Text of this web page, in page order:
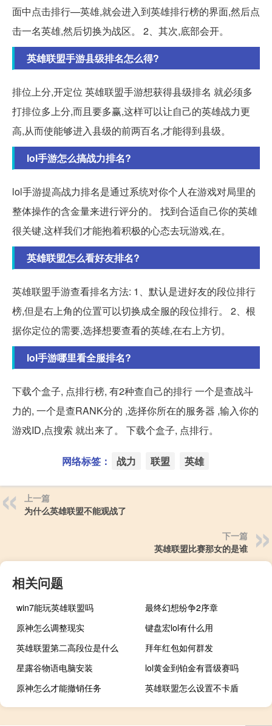
面中点击排行—英雄,就会进入到英雄排行榜的界面,然后点
击一名英雄,然后切换为战区。 2、其次,底部会开。
英雄联盟手游县级排名怎么得?
排位上分,开定位 英雄联盟手游想获得县级排名 就必须多
打排位多上分,而且要多赢,这样可以让自己的英雄战力更
高,从而使能够进入县级的前两百名,才能得到县级。
lol手游怎么搞战力排名?
lol手游提高战力排名是通过系统对你个人在游戏对局里的
整体操作的含金量来进行评分的。 找到合适自己你的英雄
很关键,这样我们才能抱着积极的心态去玩游戏,在。
英雄联盟怎么看好友排名?
英雄联盟手游查看排名方法: 1、默认是进好友的段位排行
榜,但是右上角的位置可以切换成全服的段位排行。 2、根
据你定位的需要,选择想要查看的英雄,在右上方切。
lol手游哪里看全服排名?
下载个盒子, 点排行榜, 有2种查自己的排行 一个是查战斗
力的, 一个是查RANK分的 ,选择你所在的服务器 ,输入你的
游戏ID,点搜索 就出来了。 下载个盒子, 点排行。
网络标签： 战力 联盟 英雄
上一篇
为什么英雄联盟不能观战了
下一篇
英雄联盟比赛那女的是谁
相关问题
win7能玩英雄联盟吗
最终幻想纷争2序章
原神怎么调整现实
键盘宏lol有什么用
英雄联盟第二高段位是什么
拜年红包如何群发
星露谷物语电脑安装
lol黄金到铂金有晋级赛吗
原神怎么才能撤销任务
英雄联盟怎么设置不卡盾